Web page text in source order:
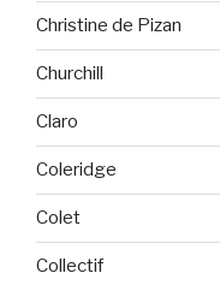
Christine de Pizan
Churchill
Claro
Coleridge
Colet
Collectif